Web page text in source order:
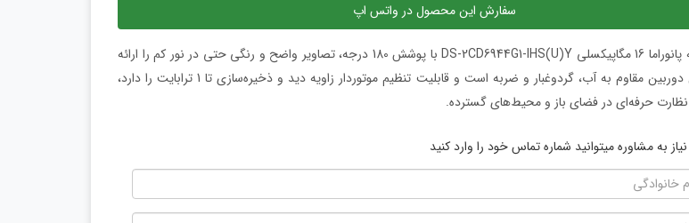
سفارش این محصول در واتس اپ
دوربین شبکه پانوراما 16 مگاپیکسلی DS-2CD6944G1-IHS(U)Y با پوشش 180 درجه، تصاویر واضح و رنگی حتی در نور کم را ارائه
می‌دهد. این دوربین مقاوم به آب، گردوغبار و ضربه است و قابلیت تنظیم موتوردار زاویه دید و ذخیره‌سازی تا 1 ترابایت را دارد،
حرفه‌ای در فضای باز و محیط‌های گسترده.
به مشاوره میتوانید شماره تماس خود را وارد کنید